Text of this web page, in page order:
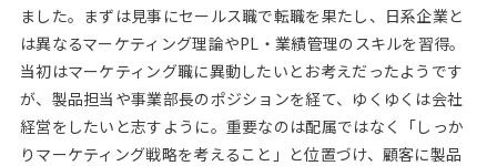
ました。まずは見事にセールス職で転職を果たし、日系企業と
は異なるマーケティング理論やPL・業績管理のスキルを習得。
当初はマーケティング職に異動したいとお考えだったようです
が、製品担当や事業部長のポジションを経て、ゆくゆくは会社
経営をしたいと志すように。重要なのは配属ではなく「しっか
りマーケティング戦略を考えること」と位置づけ、顧客に製品